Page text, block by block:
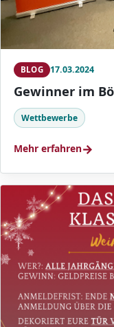
BLOG 17.03.2024
Gewinner im
Wettbewerbe
Mehr erfahren→